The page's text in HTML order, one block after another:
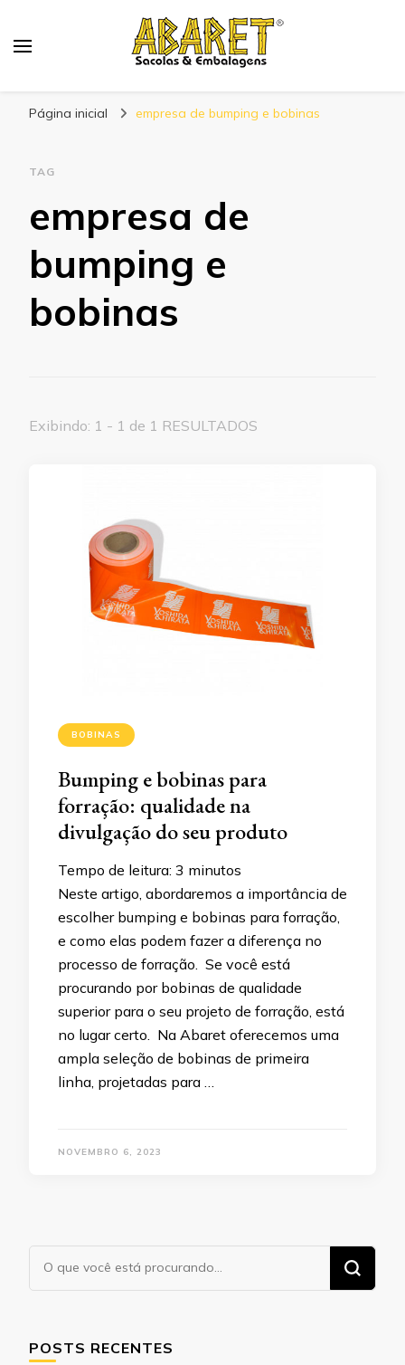
Página inicial empresa de bumping e bobinas
TAG
empresa de
bumping e
bobinas
Exibindo: 1 - 1 de 1 RESULTADOS
BOBINAS
Bumping e bobinas para
forração: qualidade na
divulgação do seu produto
Tempo de leitura: 3 minutos
Neste artigo, abordaremos a importância de
escolher bumping e bobinas para forração,
e como elas podem fazer a diferença no
processo de forração. Se você está
procurando por bobinas de qualidade
superior para o seu projeto de forração, está
no lugar certo. Na Abaret oferecemos uma
ampla seleção de bobinas de primeira
linha, projetadas para …
NOVEMBRO 6, 2023
Procurando
algo?
POSTS RECENTES